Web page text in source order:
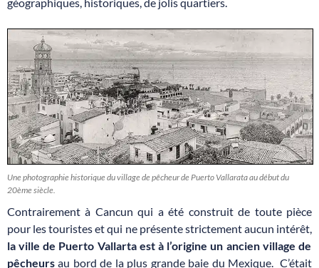
Une photographie historique du village de pêcheur de Puerto Vallarata au début du
20ème siècle.
Contrairement à Cancun qui a été construit de toute pièce
pour les touristes et qui ne présente strictement aucun intérêt,
la ville de Puerto Vallarta est à l’origine un ancien village de
pêcheurs au bord de la plus grande baie du Mexique. C’était